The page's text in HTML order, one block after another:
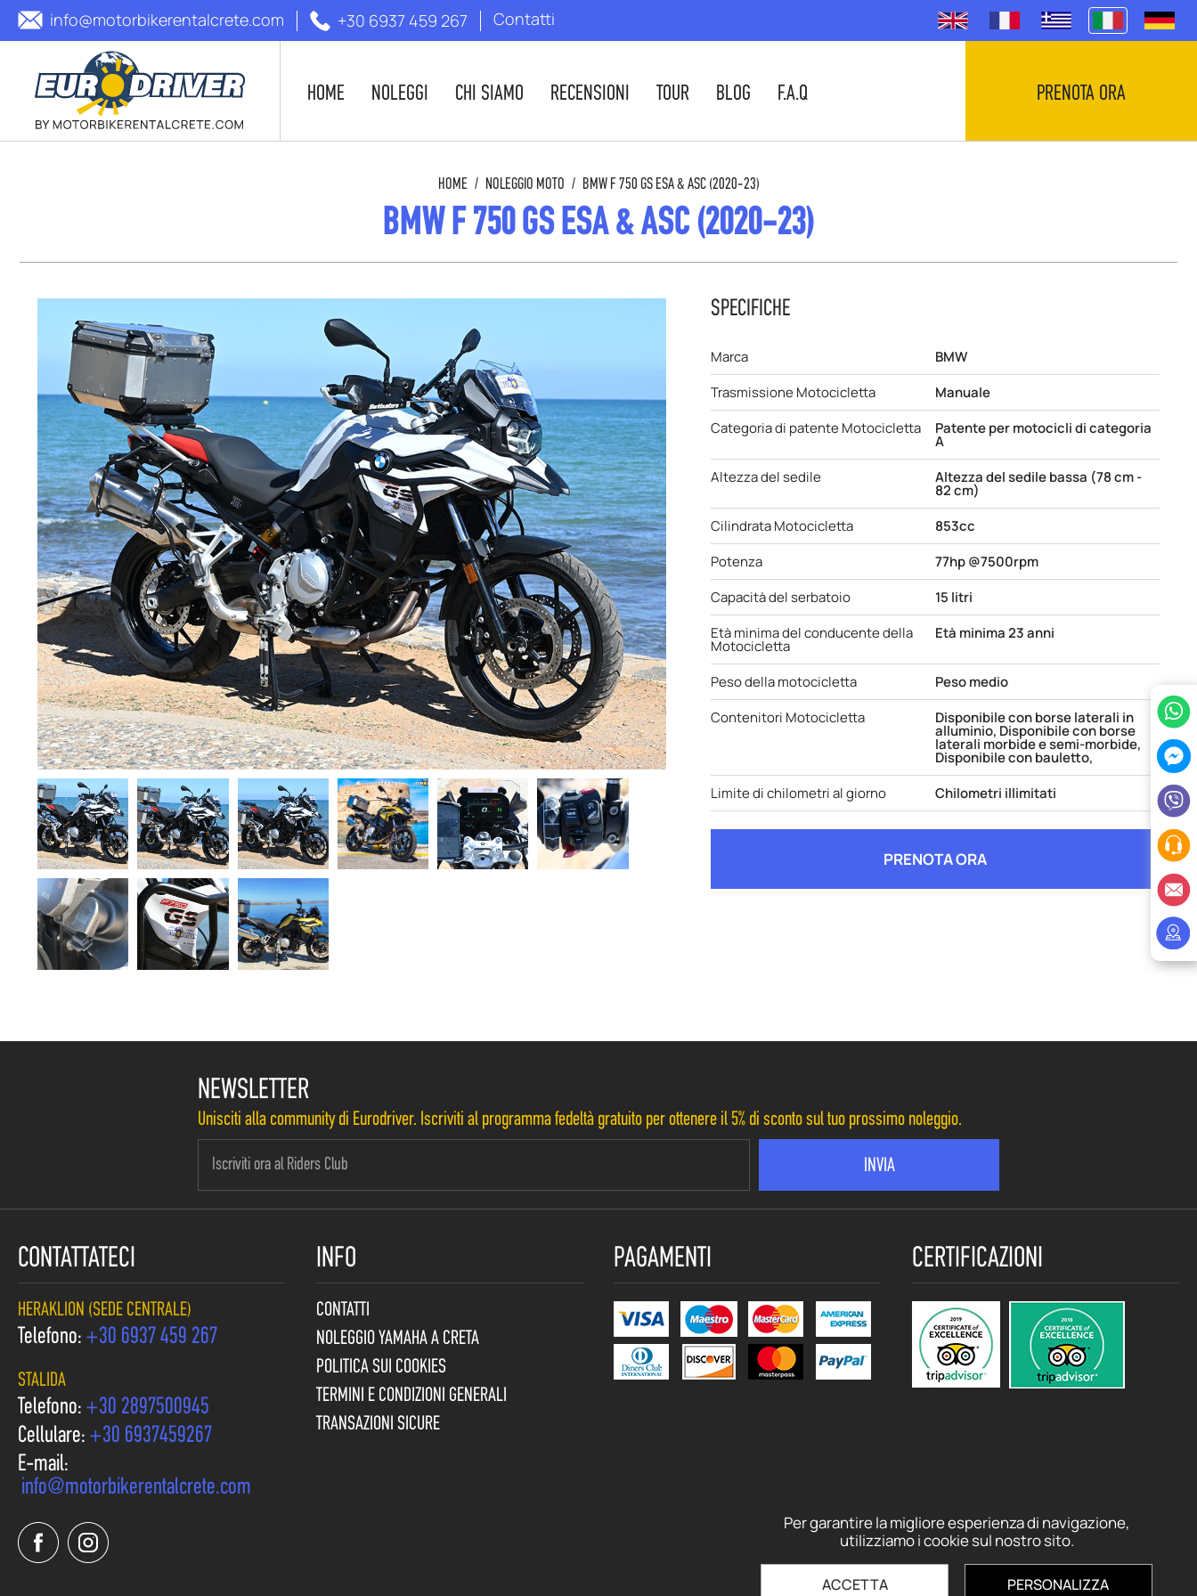
Per garantire la migliore esperienza di navigazione,
utilizziamo i cookie sul nostro sito.
ACCETTA PERSONALIZZA
info@motorbikerentalcrete.com +30 6937 459 267 Contatti
HOME NOLEGGI CHI SIAMO RECENSIONI TOUR BLOG F.A.Q PRENOTA ORA
HOME / NOLEGGIO MOTO / BMW F 750 GS ESA & ASC (2020-23)
BMW F 750 GS ESA & ASC (2020-23)
SPECIFICHE
Marca
BMW
Trasmissione Motocicletta
Manuale
Categoria di patente Motocicletta
Patente per motocicli di categoria
A
Altezza del sedile
Altezza del sedile bassa (78 cm -
82 cm)
Cilindrata Motocicletta
853cc
Potenza
77hp @7500rpm
Capacità del serbatoio
15 litri
Età minima del conducente della
Motocicletta
Età minima 23 anni
Peso della motocicletta
Peso medio
Contenitori Motocicletta
Disponibile con borse laterali in
alluminio, Disponibile con borse
laterali morbide e semi-morbide,
Disponibile con bauletto,
Limite di chilometri al giorno
Chilometri illimitati
PRENOTA ORA
NEWSLETTER
Unisciti alla community di Eurodriver. Iscriviti al programma fedeltà gratuito per ottenere il 5% di sconto sul tuo prossimo noleggio.
CONTATTATECI
HERAKLION (SEDE CENTRALE)
Telefono: +30 6937 459 267
STALIDA
Telefono: +30 2897500945
Cellulare: +30 6937459267
E-mail:
info@motorbikerentalcrete.com
INFO
CONTATTI
NOLEGGIO YAMAHA A CRETA
POLITICA SUI COOKIES
TERMINI E CONDIZIONI GENERALI
TRANSAZIONI SICURE
PAGAMENTI CERTIFICAZIONI